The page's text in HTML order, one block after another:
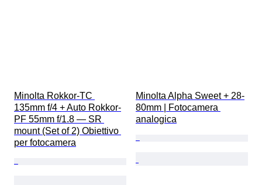
Minolta Rokkor-TC
135mm f/4 + Auto Rokkor-
PF 55mm f/1.8 — SR
mount (Set of 2) Obiettivo
per fotocamera
Minolta Alpha Sweet + 28-
80mm | Fotocamera
analogica